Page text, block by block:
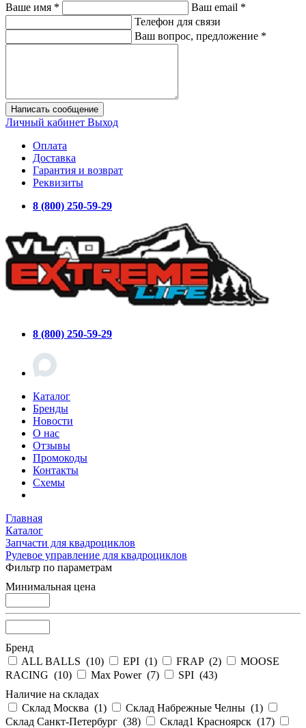
Ваше имя * Ваш email *
Телефон для связи
Ваш вопрос, предложение *
Написать сообщение
Личный кабинет Выход
Оплата
Доставка
Гарантия и возврат
Реквизиты
8 (800) 250-59-29
8 (800) 250-59-29
Каталог
Бренды
Новости
О нас
Отзывы
Промокоды
Контакты
Схемы
Главная
Каталог
Запчасти для квадроциклов
Рулевое управление для квадроциклов
Фильтр по параметрам
Минимальная цена
Бренд
ALL BALLS (10) EPI (1) FRAP (2)
MOOSE
RACING (10) Max Power (7) SPI (43)
Наличие на складах
Склад Москва (1) Склад Набрежные Челны (1)
Склад Санкт-Петербург (38) Склад1 Красноярск (17)